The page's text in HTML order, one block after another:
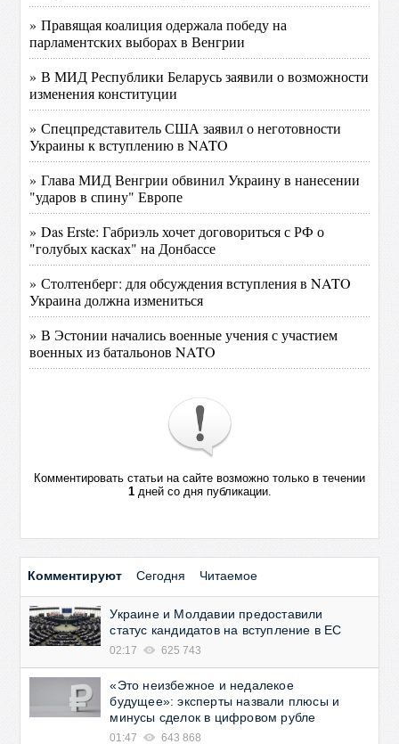
» Правящая коалиция одержала победу на
парламентских выборах в Венгрии
» В МИД Республики Беларусь заявили о возможности
изменения конституции
» Спецпредставитель США заявил о неготовности
Украины к вступлению в NATO
» Глава МИД Венгрии обвинил Украину в нанесении
"ударов в спину" Европе
» Das Erste: Габриэль хочет договориться с РФ о
"голубых касках" на Донбассе
» Столтенберг: для обсуждения вступления в NATO
Украина должна измениться
» В Эстонии начались военные учения с участием
военных из батальонов NATO
Комментировать статьи на сайте возможно только в течении
1дней со дня публикации.
Комментируют Сегодня Читаемое
Украине и Молдавии предоставили
статус кандидатов на вступление в ЕС
02:17 625 743
«Это неизбежное и недалекое
будущее»: эксперты назвали плюсы и
минусы сделок в цифровом рубле
01:47 643 868